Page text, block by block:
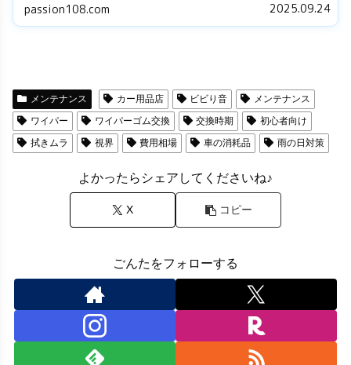
passion108.com 2025.09.24
メンテナンス カー用品店 ビビり音
メンテナンス
ワイパー
ワイパーゴム交換 交換時期
初心者向け
拭きムラ
視界 費用相場 車の消耗品 雨の日対策
よかったらシェアしてくださいね♪
X コピー
ごんたをフォローする